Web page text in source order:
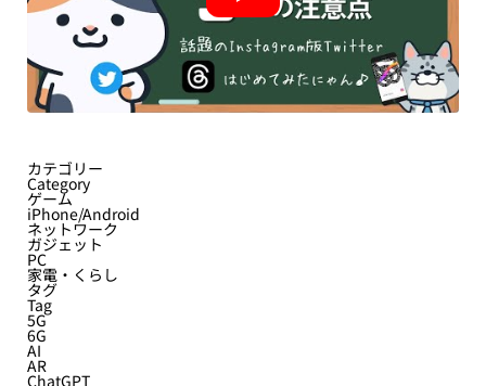
カテゴリー
Category
ゲーム
iPhone/Android
ネットワーク
ガジェット
PC
家電・くらし
タグ
Tag
5G
6G
AI
AR
ChatGPT